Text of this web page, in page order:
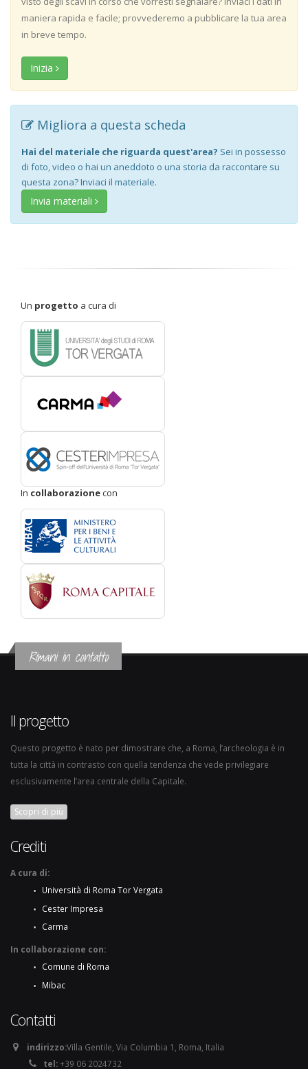
maniera rapida e facile; provvederemo a pubblicare la tua area
in breve tempo.
Inizia
Migliora a questa scheda
Hai del materiale che riguarda quest'area? Sei in possesso
di foto, video o hai un aneddoto o una storia da raccontare su
questa zona? Inviaci il materiale.
Invia materiali
Un progetto a cura di
In collaborazionecon
Rimani in contatto
Il progetto
Questo progetto è nato per dimostrare che, a Roma, l’archeologia è in
tutta la città in contrasto con quella tendenza che vede privilegiare
esclusivamente l’area centrale della Capitale.
Scopri di più
Crediti
A cura di:
Università di Roma Tor Vergata
Cester Impresa
Carma
In collaborazione con:
Comune di Roma
Mibac
Contatti
indirizzo:Villa Gentile, Via Columbia 1, Roma, Italia
tel:+39 06 2024732